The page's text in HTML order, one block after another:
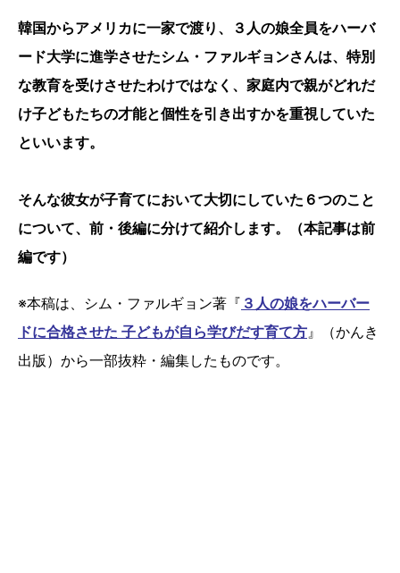
韓国からアメリカに一家で渡り、３人の娘全員をハーバ
ード大学に進学させたシム・ファルギョンさんは、特別
な教育を受けさせたわけではなく、家庭内で親がどれだ
け子どもたちの才能と個性を引き出すかを重視していた
といいます。
そんな彼女が子育てにおいて大切にしていた６つのこと
について、前・後編に分けて紹介します。（本記事は前
編です）
※本稿は、シム・ファルギョン著『 ３人の娘をハーバー
ドに合格させた 子どもが自ら学びだす育て方 』（かんき
出版）から一部抜粋・編集したものです。